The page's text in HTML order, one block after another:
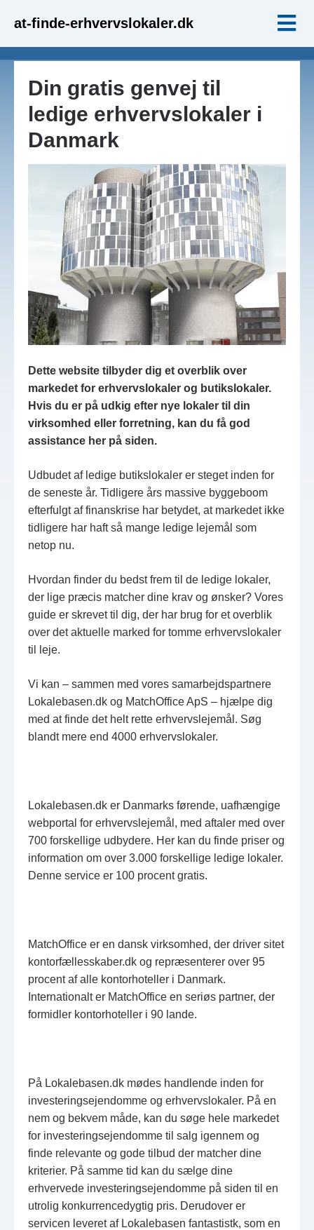
at-finde-erhvervslokaler.dk
Din gratis genvej til
ledige erhvervslokaler i
Danmark
Dette website tilbyder dig et overblik over
markedet for erhvervslokaler og butikslokaler.
Hvis du er på udkig efter nye lokaler til din
virksomhed eller forretning, kan du få god
assistance her på siden.
Udbudet af ledige butikslokaler er steget inden for
de seneste år. Tidligere års massive byggeboom
efterfulgt af finanskrise har betydet, at markedet ikke
tidligere har haft så mange ledige lejemål som
netop nu.
Hvordan finder du bedst frem til de ledige lokaler,
der lige præcis matcher dine krav og ønsker? Vores
guide er skrevet til dig, der har brug for et overblik
over det aktuelle marked for tomme erhvervslokaler
til leje.
Vi kan – sammen med vores samarbejdspartnere
Lokalebasen.dk og MatchOffice ApS – hjælpe dig
med at finde det helt rette erhvervslejemål. Søg
blandt mere end 4000 erhvervslokaler.
Lokalebasen.dk er Danmarks førende, uafhængige
webportal for erhvervslejemål, med aftaler med over
700 forskellige udbydere. Her kan du finde priser og
information om over 3.000 forskellige ledige lokaler.
Denne service er 100 procent gratis.
MatchOffice er en dansk virksomhed, der driver sitet
kontorfællesskaber.dk og repræsenterer over 95
procent af alle kontorhoteller i Danmark.
Internationalt er MatchOffice en seriøs partner, der
formidler kontorhoteller i 90 lande.
På Lokalebasen.dk mødes handlende inden for
investeringsejendomme og erhvervslokaler. På en
nem og bekvem måde, kan du søge hele markedet
for investeringsejendomme til salg igennem og
finde relevante og gode tilbud der matcher dine
kriterier. På samme tid kan du sælge dine
erhvervede investeringsejendomme på siden til en
utrolig konkurrencedygtig pris. Derudover er
servicen leveret af Lokalebasen fantastistk, som en